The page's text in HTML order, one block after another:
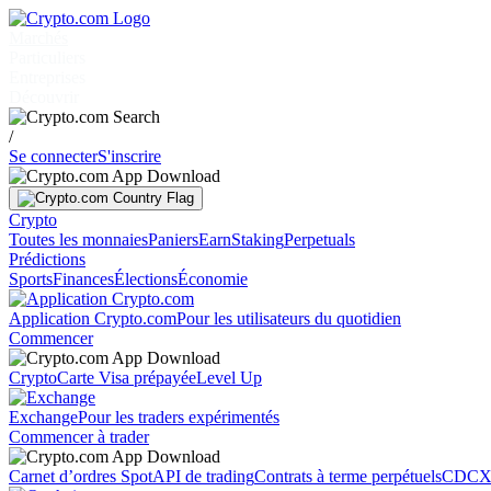
/
Se connecterS'inscrire
Crypto
Toutes les monnaiesPaniersEarnStakingPerpetuals
Prédictions
SportsFinancesÉlectionsÉconomie
Application Crypto.comPour les utilisateurs du quotidien
Commencer
CryptoCarte Visa prépayéeLevel Up
ExchangePour les traders expérimentés
Commencer à trader
Carnet d’ordres SpotAPI de tradingContrats à terme perpétuels